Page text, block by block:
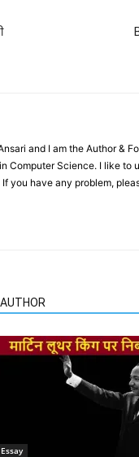
and I am the Author &
Computer Science. I like
you have any problem,
Essay